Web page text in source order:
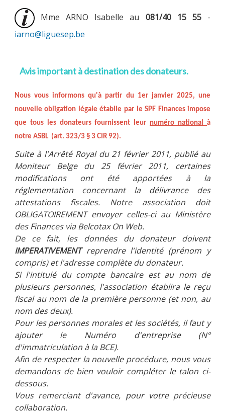
LA LIGUE
CONTACTS
Mme ARNO Isabelle au 081/40 15 55-
iarno@liguesep.be
Avis important à destination des donateurs.
Nous vous informons qu'à partir du 1er janvier 2025, une
nouvelle obligation légale établie par le SPF Finances impose
que tous les donateurs fournissent leur numéro nationalà
notre ASBL (art. 323/3 § 3 CIR 92).
Suite à l'Arrêté Royal du 21 février 2011, publié au
Moniteur Belge du 25 février 2011, certaines
modifications ont été apportées à la
réglementation concernant la délivrance des
attestations fiscales. Notre association doit
OBLIGATOIREMENT envoyer celles-ci au Ministère
des Finances via Belcotax On Web.
De ce fait, les données du donateur doivent
IMPERATIVEMENTreprendre l'identité (prénom y
compris) et l'adresse complète du donateur.
Si l'intitulé du compte bancaire est au nom de
plusieurs personnes, l'association établira le reçu
fiscal au nom de la première personne (et non, au
nom des deux).
Pour les personnes morales et les sociétés, il faut y
ajouter le Numéro d'entreprise (N°
d'immatriculation à la BCE).
Afin de respecter la nouvelle procédure, nous vous
demandons de bien vouloir compléter le talon ci-
dessous.
Vous remerciant d'avance, pour votre précieuse
collaboration.